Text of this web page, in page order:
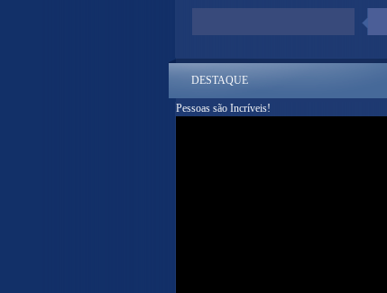
DESTAQUE
Pessoas são Incríveis!